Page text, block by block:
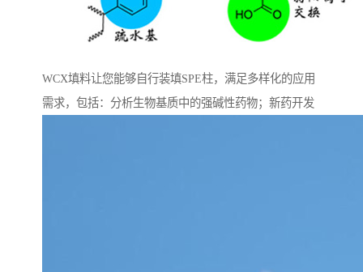
WCX填料让您能够自行装填SPE柱，满足多样化的应用
需求，包括：分析生物基质中的强碱性药物；新药开发